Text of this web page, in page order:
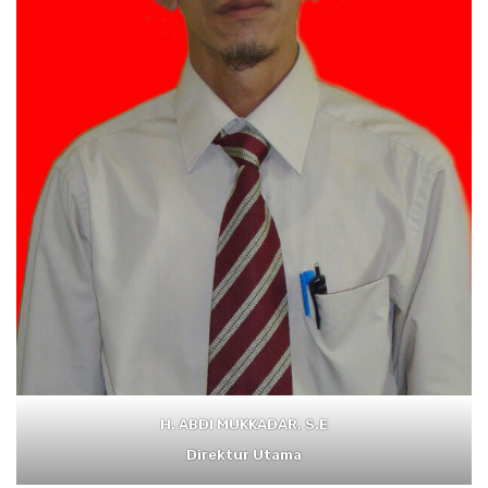
H. ABDI MUKKADAR, S.E
Direktur Utama